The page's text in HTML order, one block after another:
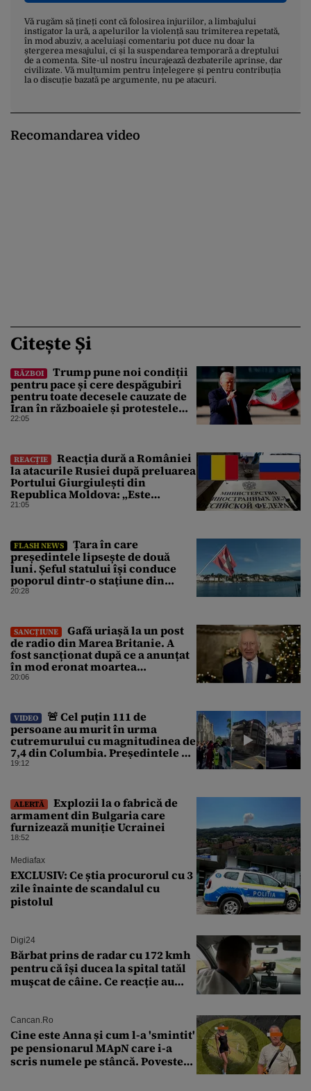
Vă rugăm să țineți cont că folosirea injuriilor, a limbajului
instigator la ură, a apelurilor la violență sau trimiterea repetată,
în mod abuziv, a aceluiași comentariu pot duce nu doar la
ștergerea mesajului, ci și la suspendarea temporară a dreptului
de a comenta. Site-ul nostru încurajează dezbaterile aprinse, dar
civilizate. Vă mulțumim pentru înțelegere și pentru contribuția
la o discuție bazată pe argumente, nu pe atacuri.
Recomandarea video
Citește Și
RĂZBOI
Trump pune noi condiții
pentru pace și cere despăgubiri
pentru toate decesele cauzate de
Iran în războaiele și protestele
din ultimii 50 de ani
22:05
REACȚIE
Reacția dură a României
la atacurile Rusiei după preluarea
Portului Giurgiulești din
Republica Moldova: „Este
propagandă stalinistă”
21:05
FLASH NEWS
Țara în care
președintele lipsește de două
luni. Șeful statului își conduce
poporul dintr-o stațiune din
Elveția
20:28
SANCȚIUNE
Gafă uriașă la un post
de radio din Marea Britanie. A
fost sancționat după ce a anunțat
în mod eronat moartea
regelui Charles al III-lea
20:06
VIDEO
🚨 Cel puțin 111 de
persoane au murit în urma
cutremurului cu magnitudinea de
7,4 din Columbia. Președintele a
declarat stare de calamitate
19:12
ALERTĂ
Explozii la o fabrică de
armament din Bulgaria care
furnizează muniție Ucrainei
18:52
Mediafax
EXCLUSIV: Ce știa procurorul cu 3
zile înainte de scandalul cu
pistolul
Digi24
Bărbat prins de radar cu 172 kmh
pentru că își ducea la spital tatăl
muşcat de câine. Ce reacție au
Cancan.ro
Cine este Anna și cum l-a 'smintit'
pe pensionarul MApN care i-a
scris numele pe stâncă. Povestea